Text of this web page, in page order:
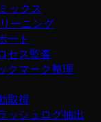
ックス
ーニング
ート
セス監査
クマーク整理
取得
ッシュログ抽出